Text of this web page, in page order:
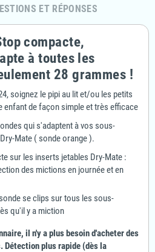
ET RÉPONSES
compacte,
à toutes les
28 grammes !
soignez le pipi au lit et/ou les petits
enfant de façon simple et très efficace
qui s'adaptent à vos sous-
Mate ( sonde orange ).
sur les inserts jetables Dry-Mate :
des mictions en journée et en
se clips sur tous les sous-
qu'il y a miction
il n'y a plus besoin d'acheter des
plus rapide (dès la